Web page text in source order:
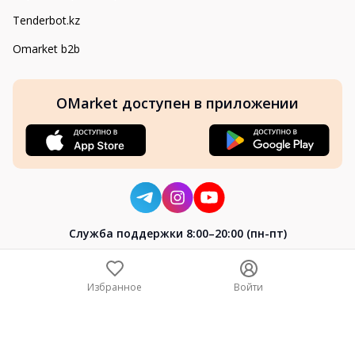
Tenderbot.kz
Omarket b2b
OMarket доступен в приложении
Cлужба поддержки 8:00–20:00 (пн-пт)
Избранное Войти